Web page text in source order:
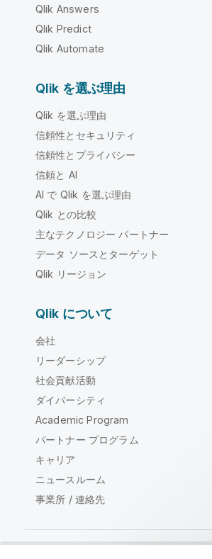
Qlik Answers
Qlik Predict
Qlik Automate
Qlik を選ぶ理由
Qlik を選ぶ理由
信頼性とセキュリティ
信頼性とプライバシー
信頼と AI
AI で Qlik を選ぶ理由
Qlik との比較
主なテクノロジー パートナー
データ ソースとターゲット
Qlik リージョン
Qlik について
会社
リーダーシップ
社会貢献活動
ダイバーシティ
Academic Program
パートナー プログラム
キャリア
ニュースルーム
事業所 / 連絡先